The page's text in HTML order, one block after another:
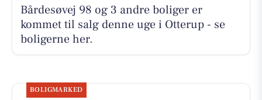
Bårdesøvej 98 og 3 andre boliger er
kommet til salg denne uge i Otterup - se
boligerne her.
BOLIGMARKED